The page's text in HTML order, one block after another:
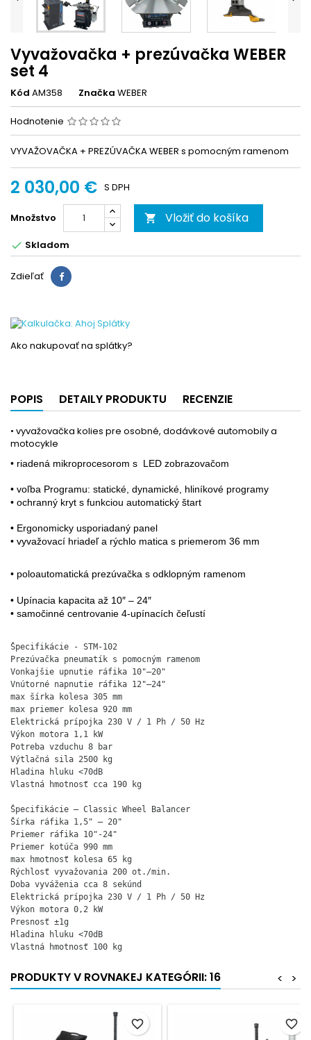
Vyvažovačka + prezúvačka WEBER
set 4
Kód AM358 Značka WEBER
Hodnotenie
VYVAŽOVAČKA + PREZÚVAČKA WEBER s pomocným ramenom
2 030,00 € S DPH
Množstvo  Vložiť do košíka
 Skladom
Zdieľať
Ako nakupovať na splátky?
POPIS DETAILY PRODUKTU RECENZIE
• vyvažovačka kolies pre osobné, dodávkové automobily a
motocykle
• riadená mikroprocesorom s LED zobrazovačom
• voľba Programu: statické, dynamické, hliníkové programy
• ochranný kryt s funkciou automatický štart
• Ergonomicky usporiadaný panel
• vyvažovací hriadeľ a rýchlo matica s priemerom 36 mm
• poloautomatická prezúvačka s odklopným ramenom
• Upínacia kapacita až 10″ – 24″
• samočinné centrovanie 4-upínacích čeľustí
Špecifikácie - STM-102
Prezúvačka pneumatík s pomocným ramenom
Vonkajšie upnutie ráfika 10"–20"
Vnútorné napnutie ráfika 12"–24"
max šírka kolesa 305 mm
max priemer kolesa 920 mm
Elektrická prípojka 230 V / 1 Ph / 50 Hz
Výkon motora 1,1 kW
Potreba vzduchu 8 bar
Výtlačná sila 2500 kg
Hladina hluku <70dB
Špecifikácie – Classic Wheel Balancer
Šírka ráfika 1,5" – 20"
Priemer ráfika 10"-24"
Priemer kotúča 990 mm
max hmotnosť kolesa 65 kg
Rýchlosť vyvažovania 200 ot./min.
Doba vyváženia cca 8 sekúnd
Elektrická prípojka 230 V / 1 Ph / 50 Hz
Výkon motora 0,2 kW
Presnosť ±1g
Hladina hluku <70dB
Vlastná hmotnosť 100 kg
PRODUKTY V ROVNAKEJ KATEGÓRII: 16 >
<
favorite_border favorite_border